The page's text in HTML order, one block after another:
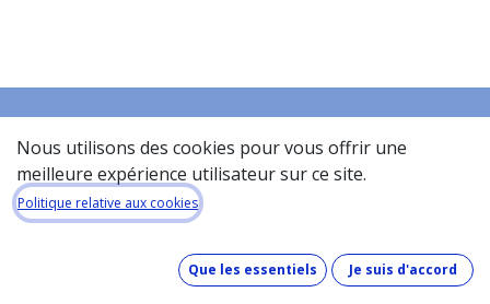
Accueil
À propos de la base de donneés​
Quel est le coût de la base de données ?
Comment fonctionne la base de données ?
Que contient la base de données ?
Nous utilisons des cookies pour vous offrir une
meilleure expérience utilisateur sur ce site.
Politique relative aux cookies
Que les essentiels Je suis d'accord